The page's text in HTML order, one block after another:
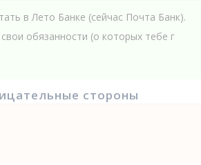
в Лето Банке (сейчас Почта Банк).
обязанности (о которых тебе г
стороны